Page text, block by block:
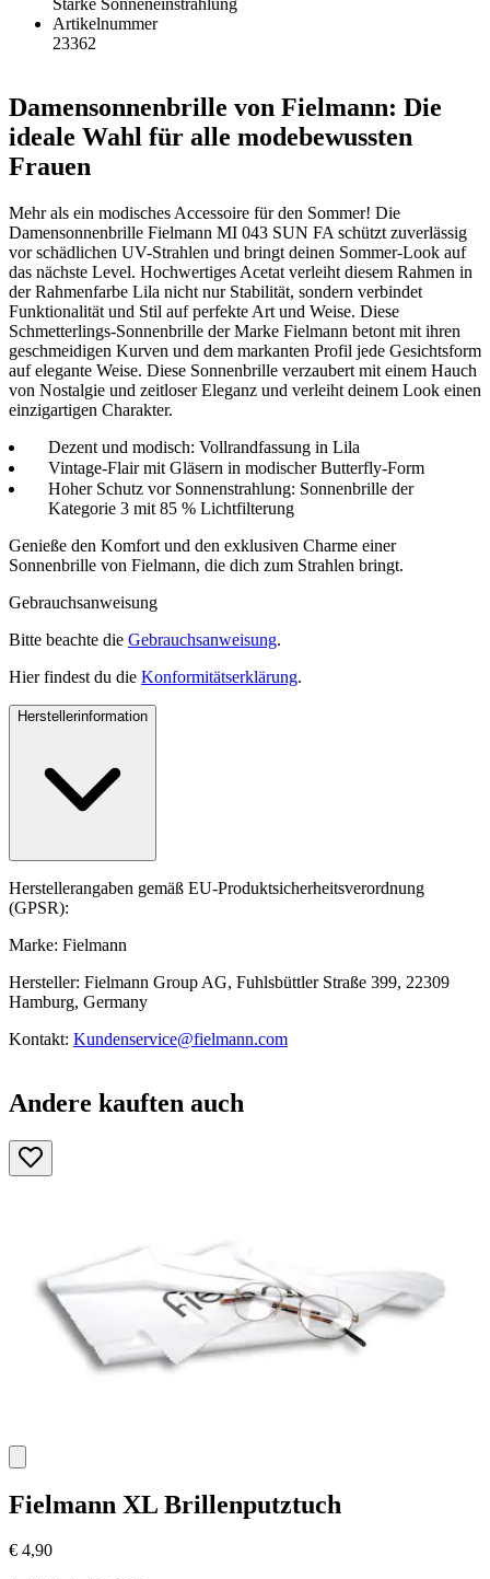
Starke Sonneneinstrahlung
Artikelnummer
23362
Damensonnenbrille von Fielmann: Die
ideale Wahl für alle modebewussten
Frauen
Mehr als ein modisches Accessoire für den Sommer! Die
Damensonnenbrille Fielmann MI 043 SUN FA schützt zuverlässig
vor schädlichen UV-Strahlen und bringt deinen Sommer-Look auf
das nächste Level. Hochwertiges Acetat verleiht diesem Rahmen in
der Rahmenfarbe Lila nicht nur Stabilität, sondern verbindet
Funktionalität und Stil auf perfekte Art und Weise. Diese
Schmetterlings-Sonnenbrille der Marke Fielmann betont mit ihren
geschmeidigen Kurven und dem markanten Profil jede Gesichtsform
auf elegante Weise. Diese Sonnenbrille verzaubert mit einem Hauch
von Nostalgie und zeitloser Eleganz und verleiht deinem Look einen
einzigartigen Charakter.
Dezent und modisch: Vollrandfassung in Lila
Vintage-Flair mit Gläsern in modischer Butterfly-Form
Hoher Schutz vor Sonnenstrahlung: Sonnenbrille der
Kategorie 3 mit 85 % Lichtfilterung
Genieße den Komfort und den exklusiven Charme einer
Sonnenbrille von Fielmann, die dich zum Strahlen bringt.
Gebrauchsanweisung
Bitte beachte die Gebrauchsanweisung.
Hier findest du die Konformitätserklärung.
Herstellerinformation
Herstellerangaben gemäß EU-Produktsicherheitsverordnung
(GPSR):
Marke: Fielmann
Hersteller: Fielmann Group AG, Fuhlsbüttler Straße 399, 22309
Hamburg, Germany
Kontakt: Kundenservice@fielmann.com
Andere kauften auch
Fielmann XL Brillenputztuch
€ 4,90